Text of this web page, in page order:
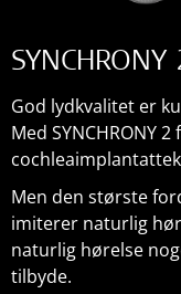
God lydkvalitet er
Med SYNCHRONY
Men den største
imiterer naturlig
naturlig hørelse
tilbyde.